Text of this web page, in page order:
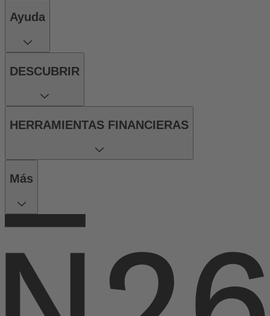
Ayuda
DESCUBRIR
HERRAMIENTAS FINANCIERAS
Más